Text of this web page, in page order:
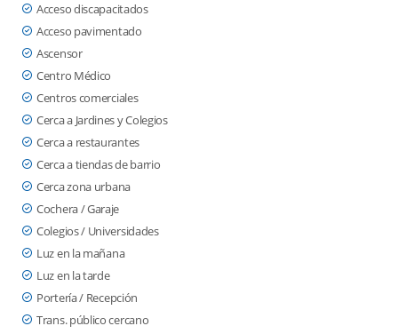
Acceso discapacitados
Acceso pavimentado
Ascensor
Centro Médico
Centros comerciales
Cerca a Jardines y Colegios
Cerca a restaurantes
Cerca a tiendas de barrio
Cerca zona urbana
Cochera / Garaje
Colegios / Universidades
Luz en la mañana
Luz en la tarde
Portería / Recepción
Trans. público cercano